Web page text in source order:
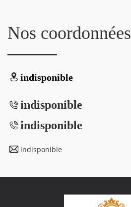
Nos coordonnées
indisponible
indisponible
indisponible
indisponible